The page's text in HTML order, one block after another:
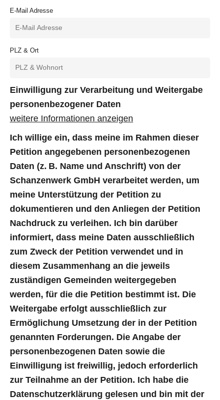
E-Mail Adresse
PLZ & Ort
Einwilligung zur Verarbeitung und Weitergabe
personenbezogener Daten
weitere Informationen anzeigen
Ich willige ein, dass meine im Rahmen dieser
Petition angegebenen personenbezogenen
Daten (z. B. Name und Anschrift) von der
Schanzenwerk GmbH verarbeitet werden, um
meine Unterstützung der Petition zu
dokumentieren und den Anliegen der Petition
Nachdruck zu verleihen. Ich bin darüber
informiert, dass meine Daten ausschließlich
zum Zweck der Petition verwendet und in
diesem Zusammenhang an die jeweils
zuständigen Gemeinden weitergegeben
werden, für die die Petition bestimmt ist. Die
Weitergabe erfolgt ausschließlich zur
Ermöglichung Umsetzung der in der Petition
genannten Forderungen. Die Angabe der
personenbezogenen Daten sowie die
Einwilligung ist freiwillig, jedoch erforderlich
zur Teilnahme an der Petition. Ich habe die
Datenschutzerklärung gelesen und bin mit der